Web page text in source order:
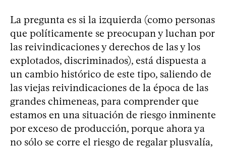
La pregunta es si la izquierda (como personas
que políticamente se preocupan y luchan por
las reivindicaciones y derechos de las y los
explotados, discriminados), está dispuesta a
un cambio histórico de este tipo, saliendo de
las viejas reivindicaciones de la época de las
grandes chimeneas, para comprender que
estamos en una situación de riesgo inminente
por exceso de producción, porque ahora ya
no sólo se corre el riesgo de regalar plusvalía,